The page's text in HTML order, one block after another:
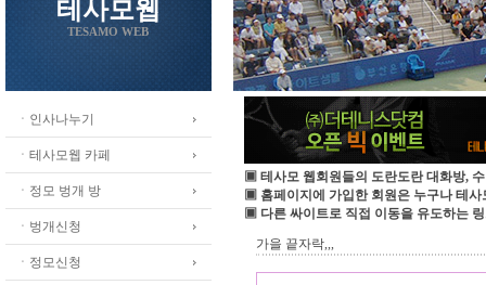
테사모웹
TESAMO WEB
ㆍ인사나누기
ㆍ테사모웹 카페
ㆍ정모 벙개 방
ㆍ벙개신청
ㆍ정모신청
▣ 테사모 웹회원들의 도란도란 대화방,
▣ 홈페이지에 가입한 회원은 누구나 테사
▣ 다른 싸이트로 직접 이동을 유도하는
가을 끝자락,,,